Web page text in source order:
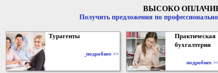
ВЫСОКО
Получить предложения по
Турагенты
подробнее >>
Практическая
бухгалтерия
подробнее